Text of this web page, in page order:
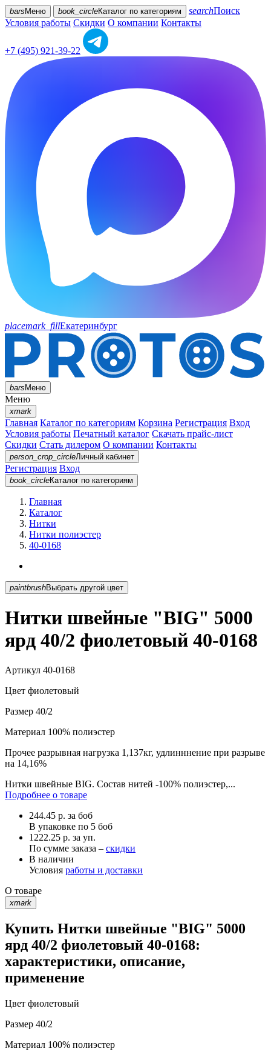
bars Меню book_circleКаталог по категориям searchПоиск
Условия работы Скидки О компании Контакты
+7 (495) 921-39-22
placemark_fillЕкатеринбург
barsМеню
Меню
xmark
Главная Каталог по категориям Корзина Регистрация Вход
Условия работы Печатный каталог Скачать прайс-лист
Скидки Стать дилером О компании Контакты
person_crop_circleЛичный кабинет
Регистрация Вход
book_circleКаталог по категориям
Главная
Каталог
Нитки
Нитки полиэстер
40-0168
paintbrush Выбрать другой цвет
Нитки швейные "BIG" 5000
ярд 40/2 фиолетовый 40-0168
Артикул 40-0168
Цвет фиолетовый
Размер 40/2
Материал 100% полиэстер
Прочее разрывная нагрузка 1,137кг, удлинннение при разрыве
на 14,16%
Нитки швейные BIG. Состав нитей -100% полиэстер,...
Подробнее о товаре
244.45 р. за боб
В упаковке по 5 боб
1222.25 р. за уп.
По сумме заказа – скидки
В наличии
Условия работы и доставки
О товаре
xmark
Купить Нитки швейные "BIG" 5000
ярд 40/2 фиолетовый 40-0168:
характеристики, описание,
применение
Цвет фиолетовый
Размер 40/2
Материал 100% полиэстер